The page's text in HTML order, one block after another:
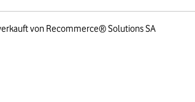
von Recommerce® Solutions SA